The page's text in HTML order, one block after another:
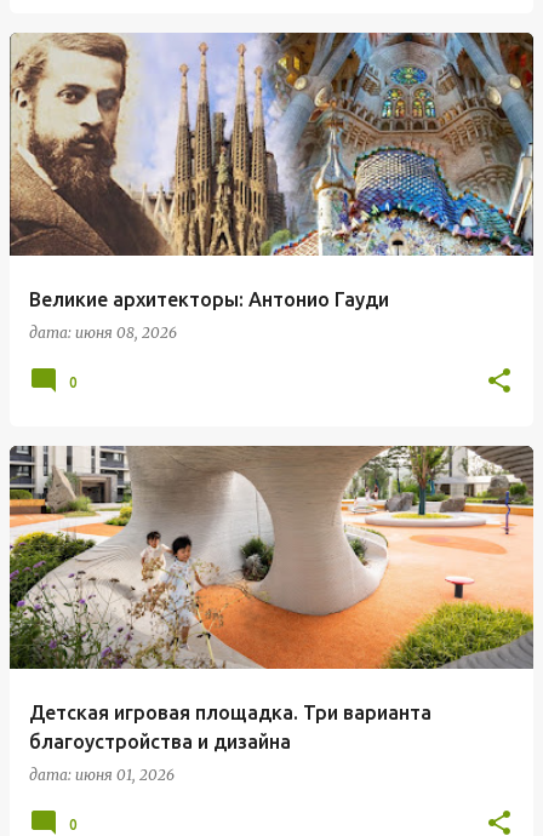
Великие архитекторы: Антонио Гауди
дата: июня 08, 2026
0
Детская игровая площадка. Три варианта
благоустройства и дизайна
дата: июня 01, 2026
0